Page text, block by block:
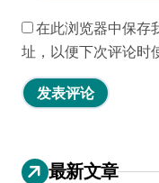
在此浏览器中保存
址，以便下次评论时
最新文章